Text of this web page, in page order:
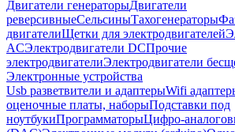
Двигатели генераторыДвигатели
реверсивныеСельсиныТахогенераторы
двигателиЩетки для электродвигателей
ACЭлектродвигатели DCПрочие
электродвигателиЭлектродвигатели
Электронные устройства
Usb разветвители и адаптерыWifi
оценочные платы, наборыПодставки под
ноутбукиПрограмматорыЦифро-